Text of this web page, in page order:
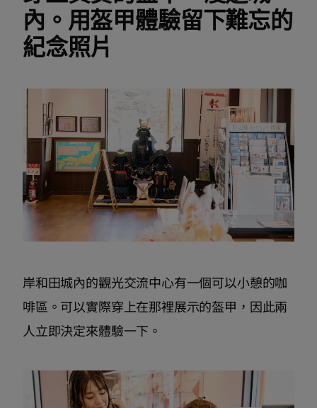
內。用盔甲體驗留下難忘的
紀念照片
岸和田城內的觀光交流中心有一個可以小憩的咖
啡區。可以實際穿上在那裡展示的盔甲，因此兩
人立即決定來體驗一下。